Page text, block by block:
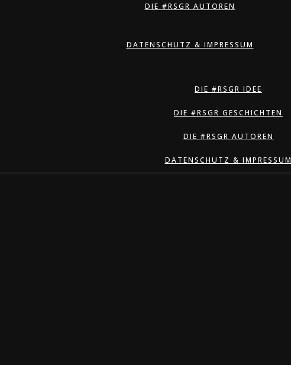
DIE #RSGR AUTOREN
DATENSCHUTZ & IMPRESSUM
DIE #RSGR IDEE
DIE #RSGR GESCHICHTEN
DIE #RSGR AUTOREN
DATENSCHUTZ & IMPRESSUM